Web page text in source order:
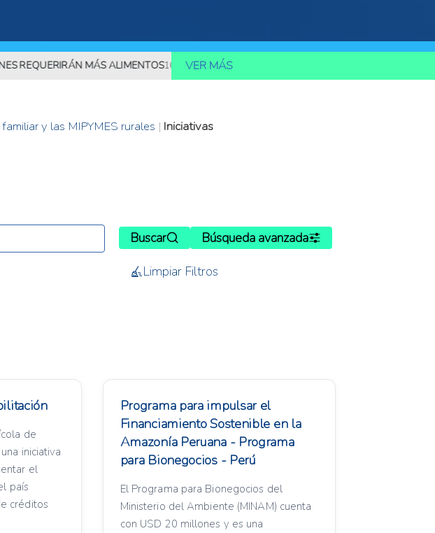
MÁS ALIMENTOS10.000 MILLONES DE PERSONAS DEBERÁN SER ALIMENTADAS
VER MÁS
y las MIPYMES rurales | Iniciativas
Buscar
Búsqueda avanzada
Limpiar Filtros
de
iniciativa
el
país
créditos
Programa para impulsar el
Financiamiento Sostenible en la
Amazonía Peruana - Programa
para Bionegocios - Perú
El Programa para Bionegocios del
Ministerio del Ambiente (MINAM) cuenta
con USD 20 millones y es una